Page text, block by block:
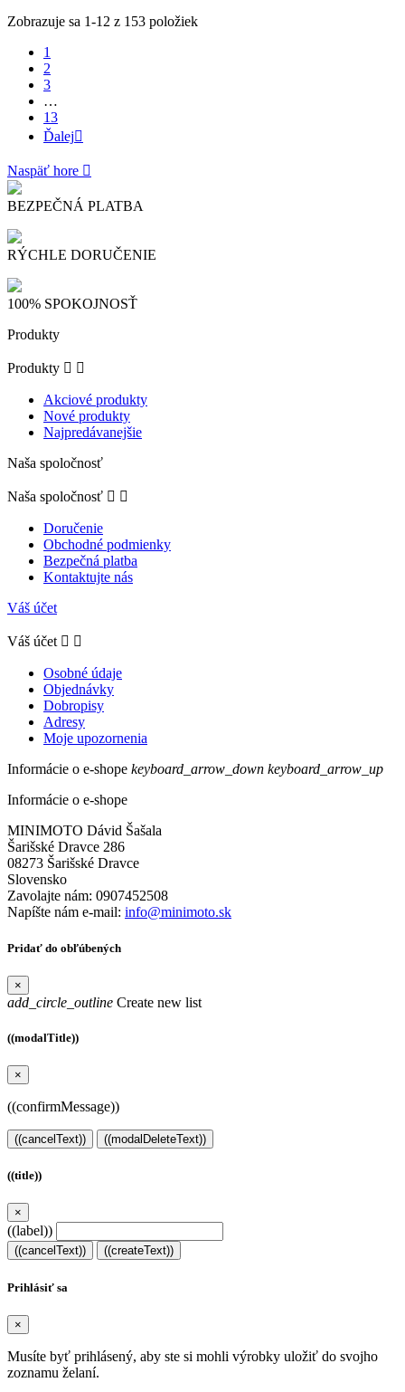
Zobrazuje sa 1-12 z 153 položiek
1
2
3
…
13
Ďalej
Naspäť hore 
BEZPEČNÁ PLATBA
RÝCHLE DORUČENIE
100% SPOKOJNOSŤ
Produkty
Produkty  
Akciové produkty
Nové produkty
Najpredávanejšie
Naša spoločnosť
Naša spoločnosť  
Doručenie
Obchodné podmienky
Bezpečná platba
Kontaktujte nás
Váš účet
Váš účet  
Osobné údaje
Objednávky
Dobropisy
Adresy
Moje upozornenia
Informácie o e-shope keyboard_arrow_down keyboard_arrow_up
Informácie o e-shope
MINIMOTO Dávid Šašala
Šarišské Dravce 286
08273 Šarišské Dravce
Slovensko
Zavolajte nám: 0907452508
Napíšte nám e-mail: info@minimoto.sk
Pridať do obľúbených
×
add_circle_outline Create new list
((modalTitle))
×
((confirmMessage))
((cancelText)) ((modalDeleteText))
((title))
×
((label))
((cancelText)) ((createText))
Prihlásiť sa
×
Musíte byť prihlásený, aby ste si mohli výrobky uložiť do svojho
zoznamu želaní.